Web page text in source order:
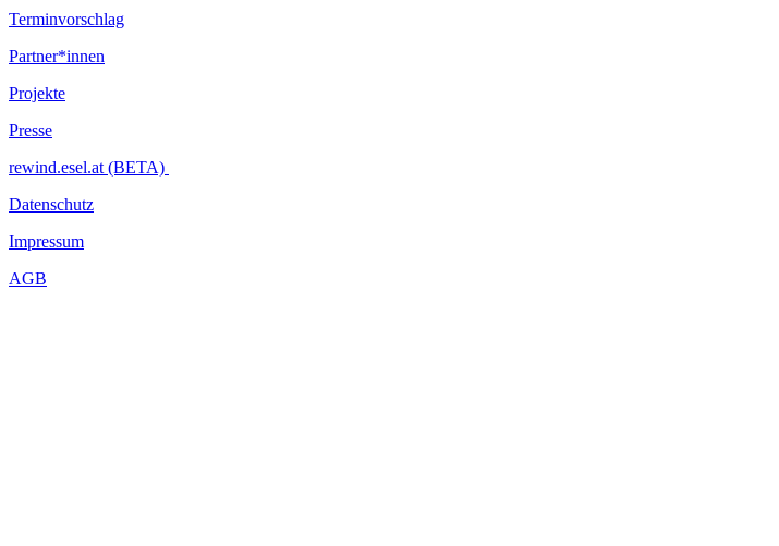
Terminvorschlag
Partner*innen
Projekte
Presse
rewind.esel.at (BETA)
Datenschutz
Impressum
AGB